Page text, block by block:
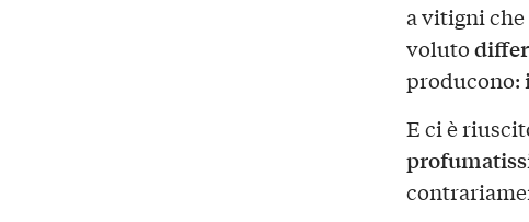
a vitigni
voluto
producono:
E ci è